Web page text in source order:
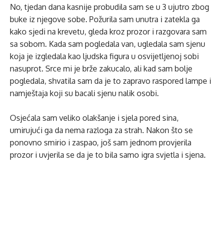
No, tjedan dana kasnije probudila sam se u 3 ujutro zbog
buke iz njegove sobe. Požurila sam unutra i zatekla ga
kako sjedi na krevetu, gleda kroz prozor i razgovara sam
sa sobom. Kada sam pogledala van, ugledala sam sjenu
koja je izgledala kao ljudska figura u osvijetljenoj sobi
nasuprot. Srce mi je brže zakucalo, ali kad sam bolje
pogledala, shvatila sam da je to zapravo raspored lampe i
namještaja koji su bacali sjenu nalik osobi.
Osjećala sam veliko olakšanje i sjela pored sina,
umirujući ga da nema razloga za strah. Nakon što se
ponovno smirio i zaspao, još sam jednom provjerila
prozor i uvjerila se da je to bila samo igra svjetla i sjena.